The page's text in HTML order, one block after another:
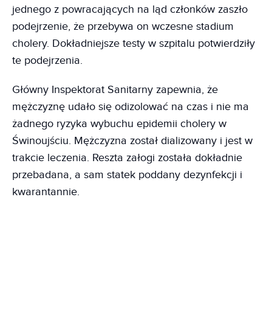
jednego z powracających na ląd członków zaszło
podejrzenie, że przebywa on wczesne stadium
cholery. Dokładniejsze testy w szpitalu potwierdziły
te podejrzenia.
Główny Inspektorat Sanitarny zapewnia, że
mężczyznę udało się odizolować na czas i nie ma
żadnego ryzyka wybuchu epidemii cholery w
Świnoujściu. Mężczyzna został dializowany i jest w
trakcie leczenia. Reszta załogi została dokładnie
przebadana, a sam statek poddany dezynfekcji i
kwarantannie.